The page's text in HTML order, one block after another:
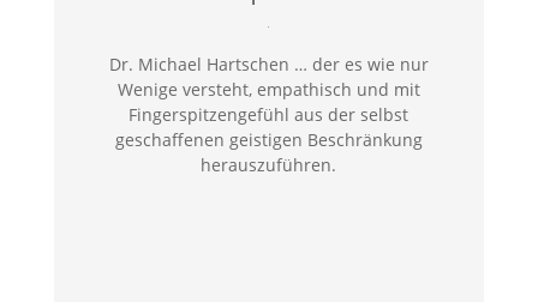
Dr. Michael Hartschen … der es wie nur
Wenige versteht, empathisch und mit
Fingerspitzengefühl aus der selbst
geschaffenen geistigen Beschränkung
herauszuführen.